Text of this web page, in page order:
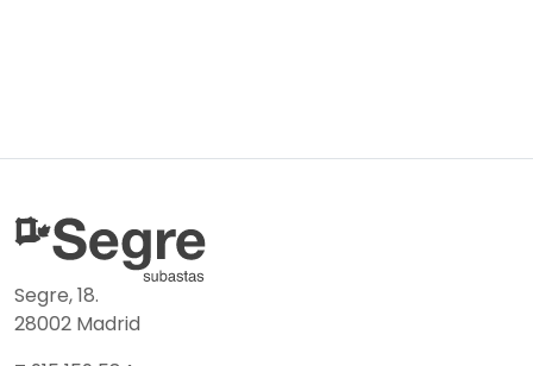
Segre, 18.
28002 Madrid